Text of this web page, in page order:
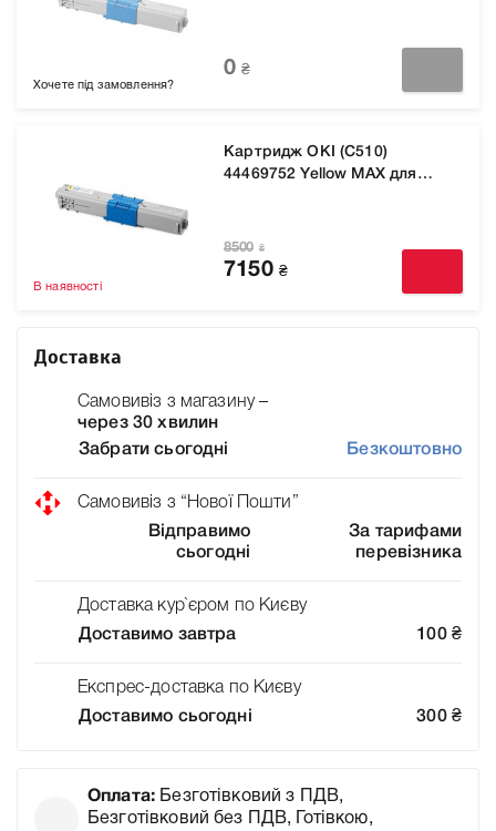
0 ₴
Хочете під замовлення?
Картридж OKI (C510)
44469752 Yellow MAX для
8500 ₴
7150 ₴
В наявності
Доставка
Самовивіз з магазину –
через 30 хвилин
Забрати сьогодні
Безкоштовно
Самовивіз з “Нової Пошти”
Відправимо
сьогодні
За тарифами
перевізника
Доставка кур`єром по Києву
Доставимо завтра
100 ₴
Експрес-доставка по Києву
Доставимо сьогодні
300 ₴
Оплата: Безготівковий з ПДВ,
Безготівковий без ПДВ, Готівкою,